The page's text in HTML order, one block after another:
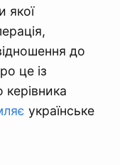
якої
до
це із
українське